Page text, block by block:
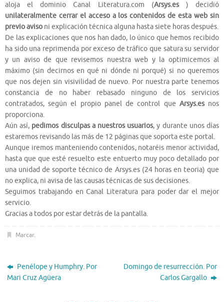
aloja el dominio Canal Literatura.com (Arsys.es ) decidió
unilateralmente cerrar el acceso a los contenidos de esta web sin
previo aviso ni explicación técnica alguna hasta siete horas después.
De las explicaciones que nos han dado, lo único que hemos recibido
ha sido una reprimenda por exceso de tráfico que satura su servidor
y un aviso de que revisemos nuestra web y la optimicemos al
máximo (sin decirnos en qué ni dónde ni porqué) si no queremos
que nos dejen sin visivilidad de nuevo. Por nuestra parte tenemos
constancia de no haber rebasado ninguno de los servicios
contratados, según el propio panel de control que Arsys.esnos
proporciona.
Aún así, pedimos disculpas a nuestros usuarios, y durante unos días
estaremos revisando las más de 12 páginas que soporta este portal.
Aunque iremos manteniendo contenidos, notaréis menor actividad,
hasta que que esté resuelto este entuerto muy poco detallado por
una unidad de soporte técnico de Arsys.es (24 horas en teoria) que
no explica, ni avisa de las causas técnicas de sus decisiones.
Seguimos trabajando en Canal Literatura para poder dar el mejor
servicio.
Gracias a todos por estar detrás de la pantalla.
Marcar.
Penélope y Humphry. Por
Mari Cruz Agüera
Domingo de resurrección. Por
Carlos Gargallo